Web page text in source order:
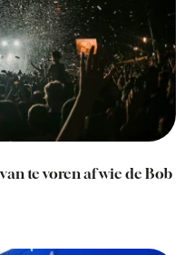
te voren af wie de Bob